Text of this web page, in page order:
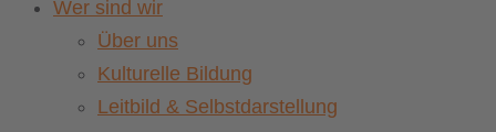
Wer sind wir
Über uns
Kulturelle Bildung
Leitbild & Selbstdarstellung